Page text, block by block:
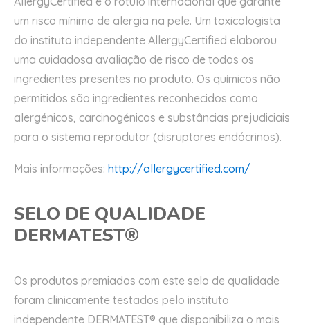
um risco mínimo de alergia na pele. Um toxicologista
do instituto independente AllergyCertified elaborou
uma cuidadosa avaliação de risco de todos os
ingredientes presentes no produto. Os químicos não
permitidos são ingredientes reconhecidos como
alergénicos, carcinogénicos e substâncias prejudiciais
para o sistema reprodutor (disruptores endócrinos).
Mais informações: http://allergycertified.com/
SELO DE QUALIDADE
DERMATEST®
Os produtos premiados com este selo de qualidade
foram clinicamente testados pelo instituto
independente DERMATEST® que disponibiliza o mais